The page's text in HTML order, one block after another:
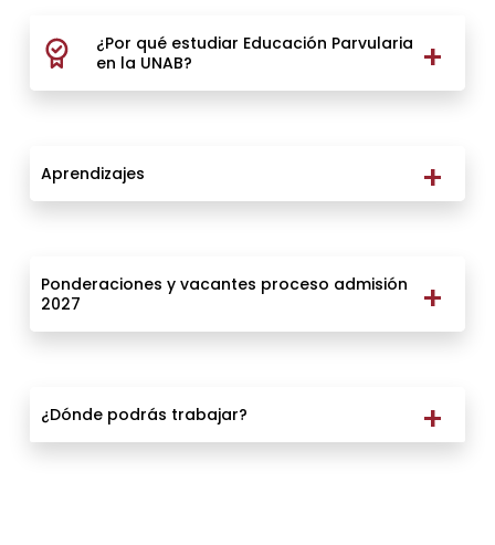
¿Por qué estudiar Educación Parvularia
en la UNAB?
Aprendizajes
Ponderaciones y vacantes proceso admisión
2027
¿Dónde podrás trabajar?